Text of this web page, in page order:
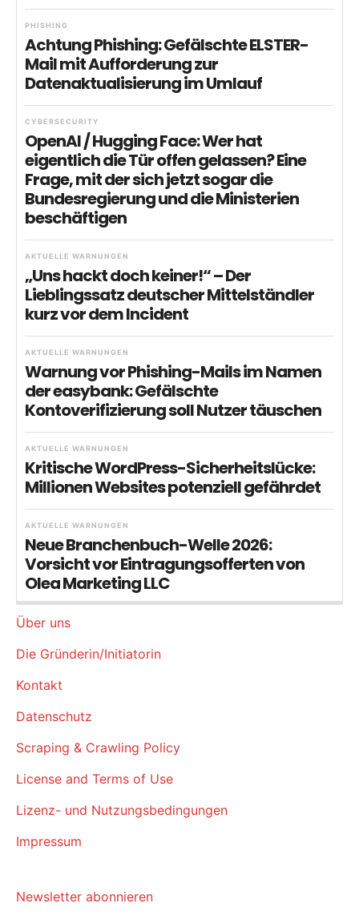
PHISHING
Achtung Phishing: Gefälschte ELSTER-
Mail mit Aufforderung zur
Datenaktualisierung im Umlauf
CYBERSECURITY
OpenAI / Hugging Face: Wer hat
eigentlich die Tür offen gelassen? Eine
Frage, mit der sich jetzt sogar die
Bundesregierung und die Ministerien
beschäftigen
AKTUELLE WARNUNGEN
„Uns hackt doch keiner!“ – Der
Lieblingssatz deutscher Mittelständler
kurz vor dem Incident
AKTUELLE WARNUNGEN
Warnung vor Phishing-Mails im Namen
der easybank: Gefälschte
Kontoverifizierung soll Nutzer täuschen
AKTUELLE WARNUNGEN
Kritische WordPress-Sicherheitslücke:
Millionen Websites potenziell gefährdet
AKTUELLE WARNUNGEN
Neue Branchenbuch-Welle 2026:
Vorsicht vor Eintragungsofferten von
Olea Marketing LLC
Über uns
Die Gründerin/Initiatorin
Kontakt
Datenschutz
Scraping & Crawling Policy
License and Terms of Use
Lizenz- und Nutzungsbedingungen
Impressum
Newsletter abonnieren